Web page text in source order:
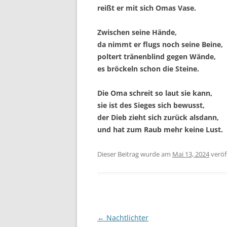
reißt er mit sich Omas Vase.
Zwischen seine Hände,
da nimmt er flugs noch seine Beine,
poltert tränenblind gegen Wände,
es bröckeln schon die Steine.
Die Oma schreit so laut sie kann,
sie ist des Sieges sich bewusst,
der Dieb zieht sich zurück alsdann,
und hat zum Raub mehr keine Lust.
Dieser Beitrag wurdeam Mai 13, 2024
Beitragsnavigation
← Nachtlichter